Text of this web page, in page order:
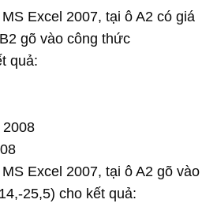
Excel 2007, tại ô A2 có giá
gõ vào công thức
quả:
2008
Excel 2007, tại ô A2 gõ vào
25,5) cho kết quả: